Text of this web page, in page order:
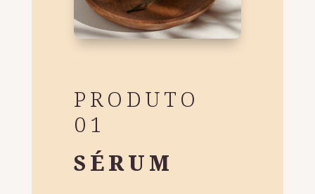
PRODUTO
01
SÉRUM